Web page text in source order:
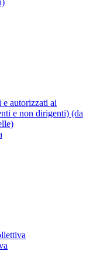
autorizzati ai
e non dirigenti) (da